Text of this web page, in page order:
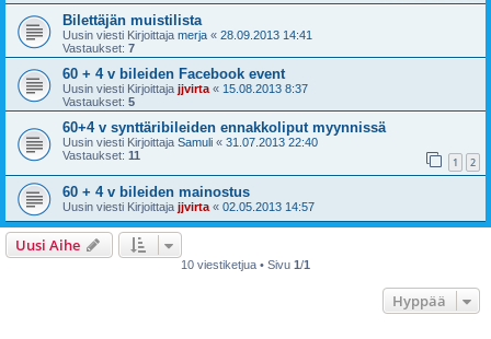
Bilettäjän muistilista
Uusin viesti Kirjoittaja merja « 28.09.2013 14:41
Vastaukset: 7
60 + 4 v bileiden Facebook event
Uusin viesti Kirjoittaja jjvirta « 15.08.2013 8:37
Vastaukset: 5
60+4 v synttäribileiden ennakkoliput myynnissä
Uusin viesti Kirjoittaja Samuli « 31.07.2013 22:40
Vastaukset: 11 1 2
60 + 4 v bileiden mainostus
Uusin viesti Kirjoittaja jjvirta « 02.05.2013 14:57
Uusi Aihe
10 viestiketjua • Sivu 1/1
Hyppää